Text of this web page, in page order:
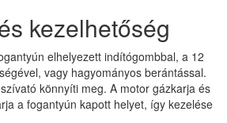
kezelhetőség
elhelyezett indítógombbal, a 12
vagy hagyományos berántással.
könnyíti meg. A motor gázkarja és
a fogantyún kapott helyet, így kezelése